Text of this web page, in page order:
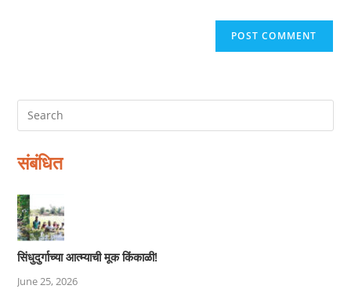
संबंधित
सिंधुदुर्गाच्या आत्म्याची मूक किंकाळी!
June 25, 2026